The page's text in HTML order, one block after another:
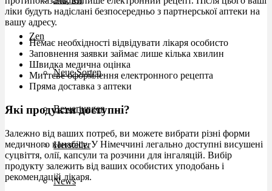
Zen
Neue Sorten
Bewertungen
Hersteller
News
ліки будуть надіслані безпосередньо з партнерської аптеки на
вашу адресу.
Немає необхідності відвідувати лікаря особисто
Заповнення заявки займає лише кілька хвилин
Швидка медична оцінка
Миттєве оформлення електронного рецепта
Пряма доставка з аптеки
Які продукти доступні?
Залежно від ваших потреб, ви можете вибрати різні форми
медичного канабісу. У Німеччині легально доступні висушені
суцвіття, олії, капсули та розчини для інгаляцій. Вибір
продукту залежить від ваших особистих уподобань і
рекомендацій лікаря.